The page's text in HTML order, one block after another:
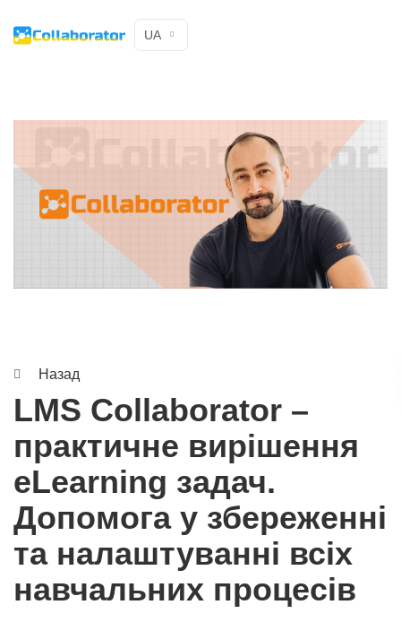
UA
Назад
LMS Collaborator –
практичне вирішення
eLearning задач.
Допомога у збереженні
та налаштуванні всіх
навчальних процесів